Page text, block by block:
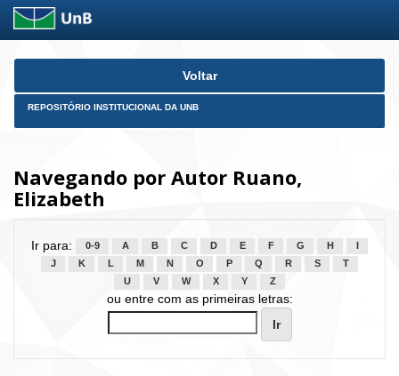
Skip
Voltar
REPOSITÓRIO INSTITUCIONAL DA UNB
Navegando por Autor Ruano,
Elizabeth
Ir para: 0-9 A B C D E F G H
J
K L M N O P Q R S
T
U
V W X Y Z
ou entre com as primeiras letras: